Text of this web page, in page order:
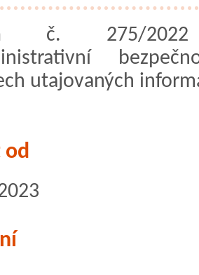
č. 275/
utajovaných
od